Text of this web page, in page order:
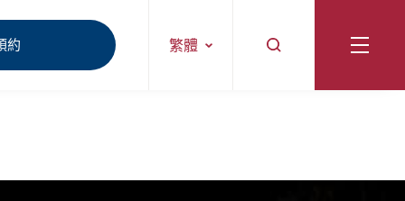
約 繁體